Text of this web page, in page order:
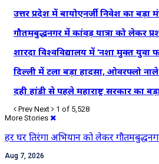
उत्तर प्रदेश में बायोएनर्जी निवेश का बड़ा
गौतमबुद्धनगर में कांवड़ यात्रा को लेकर
शारदा विश्वविद्यालय में ‘नशा मुक्त युवा
दिल्ली में टला बड़ा हादसा, ओवरफ्लो
दही हांडी से पहले महाराष्ट्र सरकार का
Prev Next
1 of 5,528
More Stories
हर घर तिरंगा अभियान को लेकर
Aug 7, 2026